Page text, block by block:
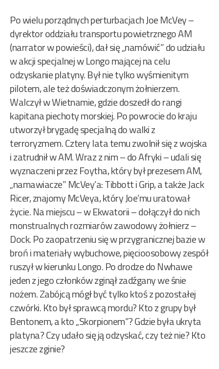
Po wielu porządnych perturbacjach Joe McVey –
dyrektor oddziału transportu powietrznego AM
(narrator w powieści), dał się „namówić” do udziału
w akcji specjalnej w Longo mającej na celu
odzyskanie platyny. Był nie tylko wyśmienitym
pilotem, ale też doświadczonym żołnierzem.
Walczył w Wietnamie, gdzie doszedł do rangi
kapitana piechoty morskiej. Po powrocie do kraju
utworzył brygadę specjalną do walki z
terroryzmem. Cztery lata temu zwolnił się z wojska
i zatrudnił w AM. Wraz z nim – do Afryki – udali się
wyznaczeni przez Foytha, który był prezesem AM,
„namawiacze” McVey’a: Tibbott i Grip, a także Jack
Ricer, znajomy McVeya, który Joe’mu uratował
życie. Na miejscu – w Ekwatorii – dołączył do nich
monstrualnych rozmiarów zawodowy żołnierz –
Dock. Po zaopatrzeniu się w przygranicznej bazie w
broń i materiały wybuchowe, pięcioosobowy zespół
ruszył w kierunku Longo. Po drodze do Nwhawe
jeden z jego członków zginął zadźgany we śnie
nożem. Zabójcą mógł być tylko ktoś z pozostałej
czwórki. Kto był sprawcą mordu? Kto z grupy był
Bentonem, a kto „Skorpionem”? Gdzie była ukryta
platyna? Czy udało się ją odzyskać, czy też nie? Kto
jeszcze zginie?